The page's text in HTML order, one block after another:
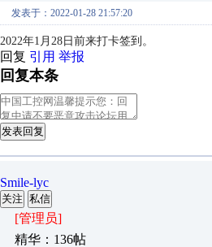
发表于：2022-01-28 21:57:20
2022年1月28日前来打卡签到。
回复 引用 举报
回复本条
发表回复
Smile-lyc
关注 私信
[管理员]
精华：136帖